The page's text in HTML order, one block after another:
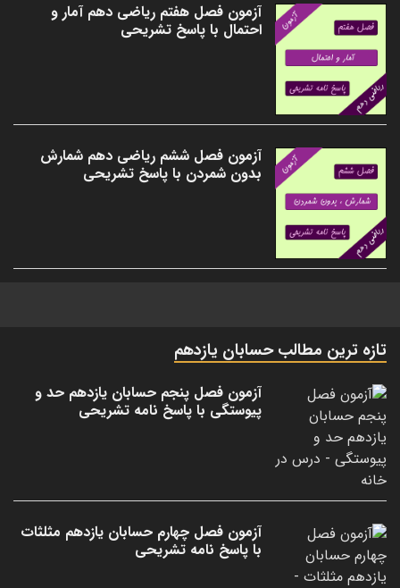
آزمون فصل هفتم ریاضی دهم آمار و
احتمال با پاسخ تشریحی
آزمون فصل ششم ریاضی دهم شمارش
بدون شمردن با پاسخ تشریحی
تازه ترین مطالب حسابان یازدهم
آزمون فصل پنجم حسابان یازدهم حد و
پیوستگی با پاسخ نامه تشریحی
آزمون فصل چهارم حسابان یازدهم مثلثات
با پاسخ نامه تشریحی